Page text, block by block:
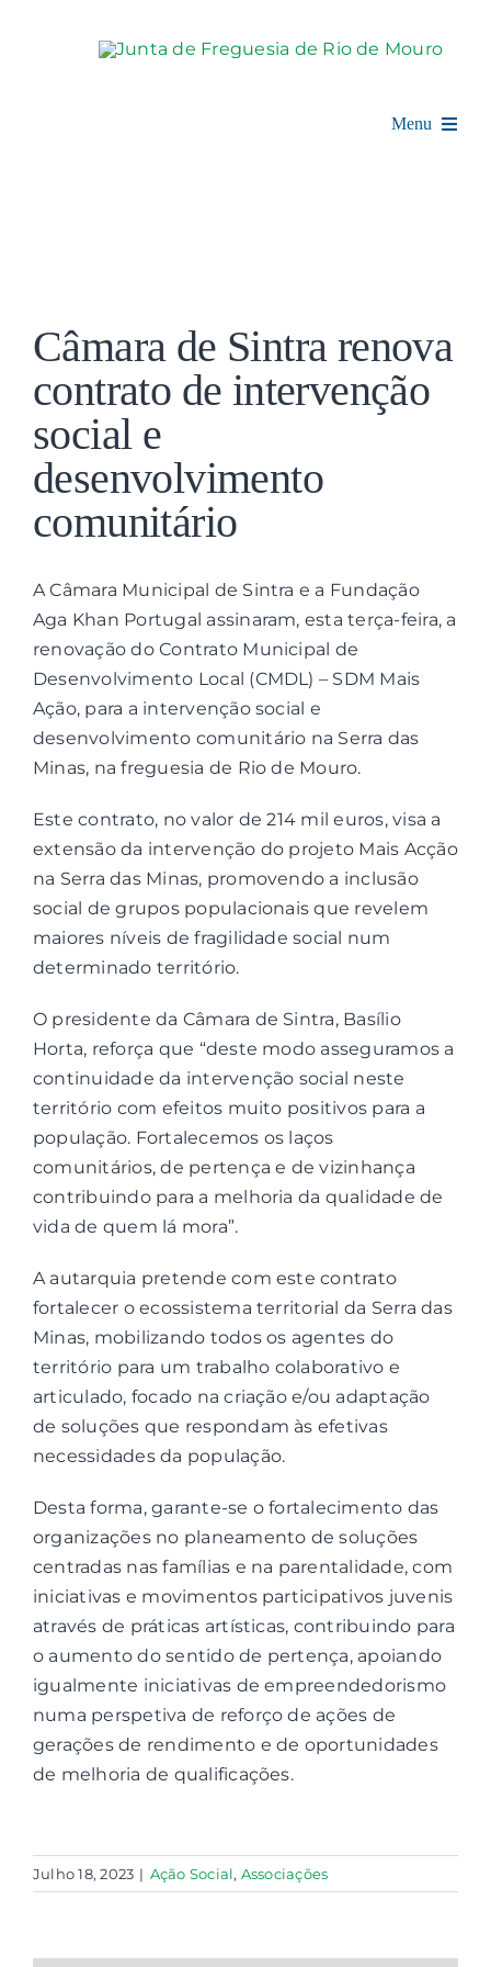
Menu
Balcão Digital
Espaço Cultural
Associações
Larger
Image
Câmara de Sintra renova
contrato de intervenção
social e
desenvolvimento
comunitário
A Câmara Municipal de Sintra e a Fundação
Aga Khan Portugal assinaram, esta terça-feira, a
renovação do Contrato Municipal de
Desenvolvimento Local (CMDL) – SDM Mais
Ação, para a intervenção social e
desenvolvimento comunitário na Serra das
Minas, na freguesia de Rio de Mouro.
Este contrato, no valor de 214 mil euros, visa a
extensão da intervenção do projeto Mais Acção
na Serra das Minas, promovendo a inclusão
social de grupos populacionais que revelem
maiores níveis de fragilidade social num
determinado território.
O presidente da Câmara de Sintra, Basílio
Horta, reforça que “deste modo asseguramos a
continuidade da intervenção social neste
território com efeitos muito positivos para a
população. Fortalecemos os laços
comunitários, de pertença e de vizinhança
contribuindo para a melhoria da qualidade de
vida de quem lá mora”.
A autarquia pretende com este contrato
fortalecer o ecossistema territorial da Serra das
Minas, mobilizando todos os agentes do
território para um trabalho colaborativo e
articulado, focado na criação e/ou adaptação
de soluções que respondam às efetivas
necessidades da população.
Desta forma, garante-se o fortalecimento das
organizações no planeamento de soluções
centradas nas famílias e na parentalidade, com
iniciativas e movimentos participativos juvenis
através de práticas artísticas, contribuindo para
o aumento do sentido de pertença, apoiando
igualmente iniciativas de empreendedorismo
numa perspetiva de reforço de ações de
gerações de rendimento e de oportunidades
de melhoria de qualificações.
Julho 18, 2023 | Ação Social, Associações